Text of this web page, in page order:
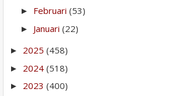
► Februari (53)
► Januari (22)
► 2025 (458)
► 2024 (518)
► 2023 (400)